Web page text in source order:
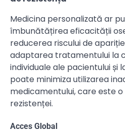
Medicina personalizată ar
îmbunătățirea eficacității
reducerea riscului de
adaptarea tratamentului la
individuale ale pacientului și
poate minimiza utilizarea
medicamentului, care este
rezistenței.
Acces Global